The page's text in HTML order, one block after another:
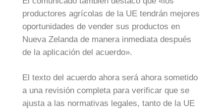
productores agrícolas de la UE tendrán mejores
oportunidades de vender sus productos en
Nueva Zelanda de manera inmediata después
de la aplicación del acuerdo».
El texto del acuerdo ahora será ahora sometido
a una revisión completa para verificar que se
ajusta a las normativas legales, tanto de la UE